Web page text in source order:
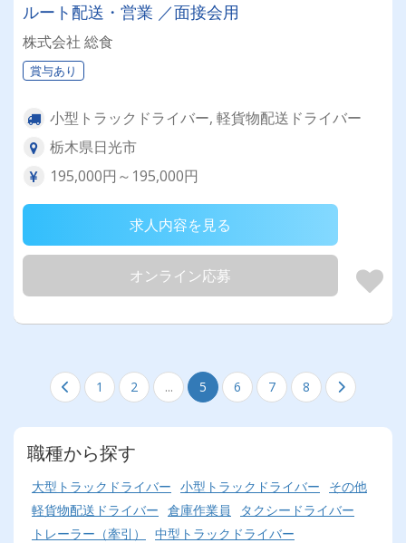
ルート配送・営業 ／面接会用
株式会社 総食
賞与あり
小型トラックドライバー, 軽貨物配送ドライバー
栃木県日光市
195,000円～195,000円
求人内容を見る
オンライン応募
1 2 ... 5 6 7 8
職種から探す
大型トラックドライバー 小型トラックドライバー
その他
軽貨物配送ドライバー 倉庫作業員
タクシードライバー
トレーラー（牽引）
中型トラックドライバー